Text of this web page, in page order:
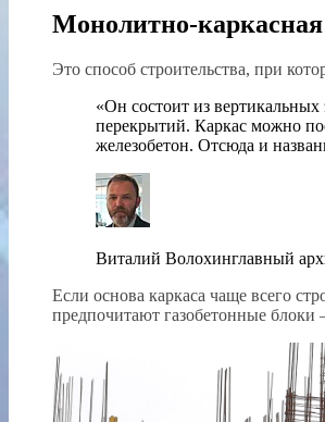
Монолитно-каркасная
Это способ строительства, при
«Он состоит из
перекрытий. Каркас можно
железобетон. Отсюда и
Виталий Волохинглавный
Если основа каркаса чаще всего
предпочитают газобетонные